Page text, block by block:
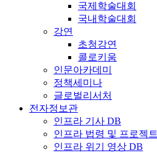
국제학술대회
국내학술대회
강연
초청강연
콜로키움
인문아카데미
정책세미나
글로벌리서처
전자정보관
인프라 기사 DB
인프라 법령 및 프로젝
인프라 위기 영상 DB